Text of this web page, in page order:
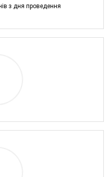
з дня проведення